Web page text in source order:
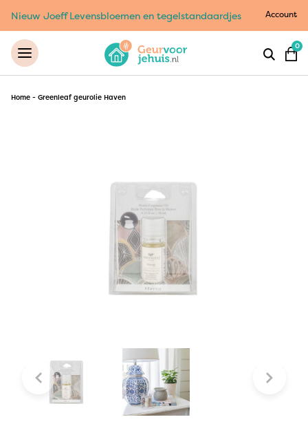
Nieuw Joeff Levensbloemen en tegelstandaardjes Account
0
Home - Greenleaf geurolie Haven